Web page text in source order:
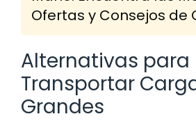
Ofertas y Consejos de
Alternativas para
Transportar
Grandes